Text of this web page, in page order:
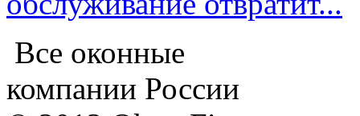
Все оконные
компании России